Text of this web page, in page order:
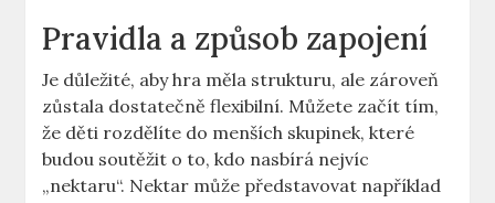
Pravidla a způsob zapojení
Je důležité, aby hra měla strukturu, ale zároveň
zůstala dostatečně flexibilní. Můžete začít tím,
že děti rozdělíte do menších skupinek, které
budou soutěžit o to, kdo nasbírá nejvíc
„nektaru“. Nektar může představovat například